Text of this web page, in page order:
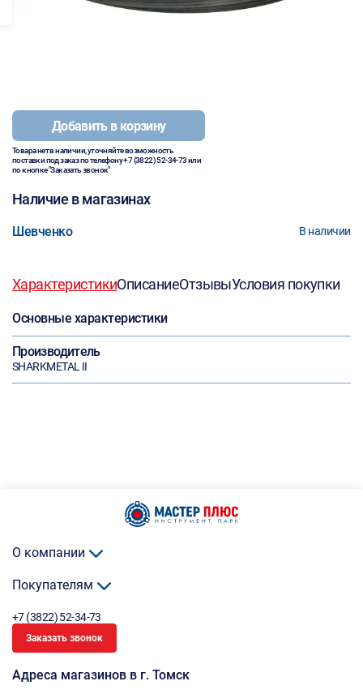
Добавить в корзину
Товара нет в наличии, уточняйте возможность
поставки под заказ по телефону+7 (3822) 52-34-73или
по кнопке "Заказать звонок"
Наличие в магазинах
Шевченко В наличии
ХарактеристикиОписаниеОтзывыУсловия покупки
Основные характеристики
Производитель
SHARKMETAL II
О компании
Покупателям
+7 (3822) 52-34-73
Заказать звонок
Адреса магазинов в г. Томск